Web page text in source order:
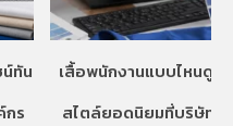
ทัน
ร
เสื้อพนักงานแบบไหนดูแ
สไตล์ยอดนิยมที่บริษัทชั้